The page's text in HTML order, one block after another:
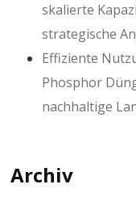
skalierte
strategische
Effiziente
Phosphor
nachhaltige
Archiv